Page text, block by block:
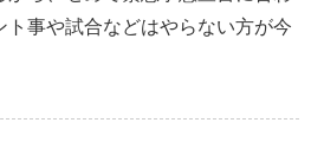
事や試合などはやらない方が今